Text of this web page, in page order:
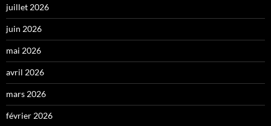
juillet 2026
juin 2026
mai 2026
avril 2026
mars 2026
février 2026